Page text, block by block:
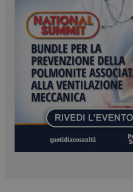
ARRAffinitySameSite